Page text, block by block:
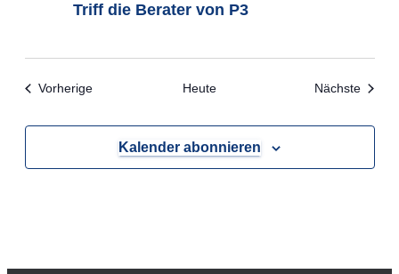
Triff die Berater von P3
VorherigeVeranstaltungen Heute Nächste
Kalender abonnieren